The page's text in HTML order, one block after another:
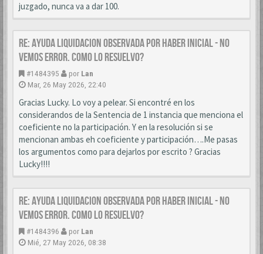
juzgado, nunca va a dar 100.
Re: AYUDA LIQUIDACION OBSERVADA POR HABER INICIAL - NO
VEMOS ERROR. COMO LO RESUELVO?
#1484395 por Lan
Mar, 26 May 2026, 22:40
Gracias Lucky. Lo voy a pelear. Si encontré en los
considerandos de la Sentencia de 1 instancia que menciona el
coeficiente no la participación. Y en la resolución si se
mencionan ambas eh coeficiente y participación….Me pasas
los argumentos como para dejarlos por escrito ? Gracias
Lucky!!!!
Re: AYUDA LIQUIDACION OBSERVADA POR HABER INICIAL - NO
VEMOS ERROR. COMO LO RESUELVO?
#1484396 por Lan
Mié, 27 May 2026, 08:38